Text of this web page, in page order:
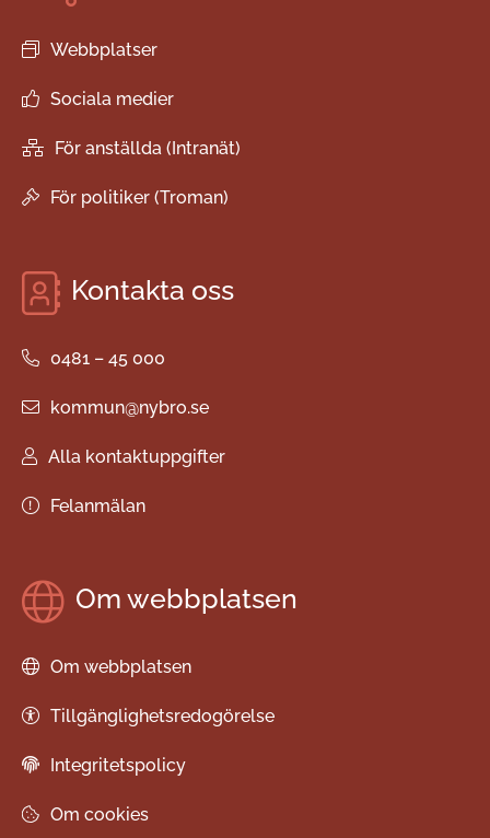
Webbplatser
Sociala medier
För anställda (Intranät)
För politiker (Troman)
Kontakta oss
0481 – 45 000
kommun@nybro.se
Alla kontaktuppgifter
Felanmälan
Om webbplatsen
Om webbplatsen
Tillgänglighetsredogörelse
Integritetspolicy
Om cookies